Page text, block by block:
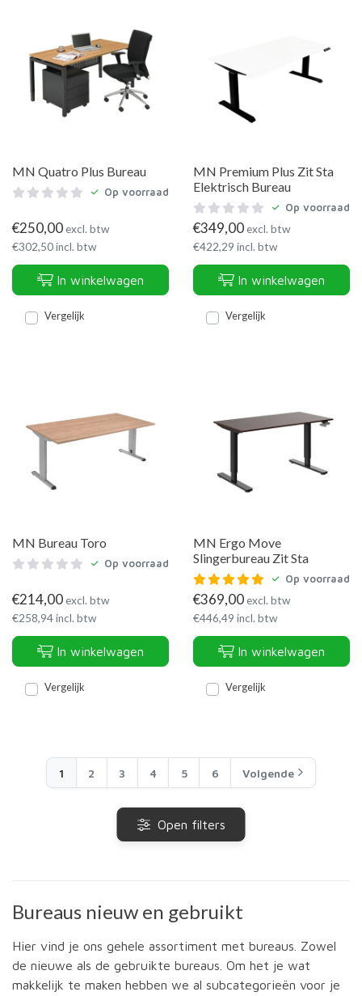
MN Quatro Plus Bureau
Op voorraad
€250,00excl. btw
€302,50incl. btw
In winkelwagen
Vergelijk
MN Premium Plus Zit Sta
Elektrisch Bureau
Op voorraad
€349,00excl. btw
€422,29 incl. btw
In winkelwagen
Vergelijk
MN Bureau Toro
Op voorraad
€214,00excl. btw
€258,94incl. btw
In winkelwagen
Vergelijk
MN Ergo Move
Slingerbureau Zit Sta
Op voorraad
€369,00excl. btw
€446,49 incl. btw
In winkelwagen
Vergelijk
1 2 3 4 5 6 Volgende
Open filters
Bureaus nieuw en gebruikt
Hier vind je ons gehele assortiment met bureaus. Zowel
de nieuwe als de gebruikte bureaus. Om het je wat
makkelijk te maken hebben we al subcategorieën voor je